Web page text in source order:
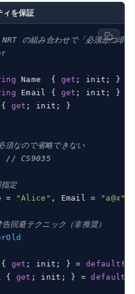
を保証
の組み合わせで「必須かつ非
Name  { get ; init; }
Email { get ; init; }
{ get ; init; }
なので省略できない
CS9035
定
= "Alice" , Email = "a@x"
避テクニック（非推奨）
{ get ; init; } = default
{ get ; init; } = default